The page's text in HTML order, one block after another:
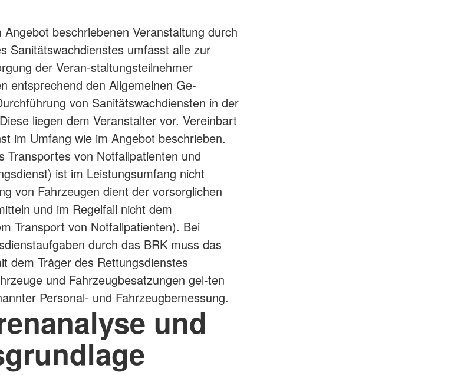
beschriebenen Veranstaltung durch
Sanitätswachdienstes umfasst alle zur
der Veran-staltungsteilnehmer
entsprechend den Allgemeinen Ge-
von Sanitätswachdiensten in der
liegen dem Veranstalter vor. Vereinbart
im Umfang wie im Angebot beschrieben.
von Notfallpatienten und
ist im Leistungsumfang nicht
von Fahrzeugen dient der vorsorglichen
und im Regelfall nicht dem
Transport von Notfallpatienten). Bei
durch das BRK muss das
dem Träger des Rettungsdienstes
und Fahrzeugbesatzungen gel-ten
Personal- und Fahrzeugbemessung.
und